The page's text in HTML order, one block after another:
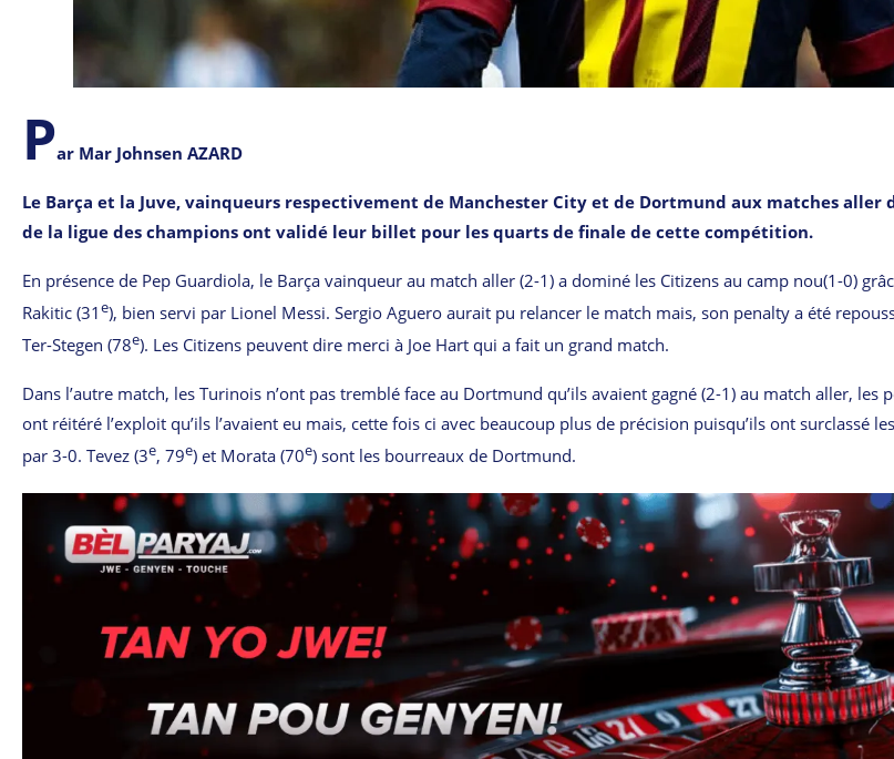
Par Mar Johnsen AZARD
Le Barça et la Juve, vainqueurs respectivement de Manchester City et de Dortmund aux matches aller
de la ligue des champions ont validé leur billet pour les quarts de finale de cette compétition.
En présence de Pep Guardiola, le Barça vainqueur au match aller (2-1) a dominé les Citizens au camp nou(1-0)
Rakitic (31e), bien servi par Lionel Messi. Sergio Aguero aurait pu relancer le match mais, son penalty a été
Ter-Stegen (78e). Les Citizens peuvent dire merci à Joe Hart qui a fait un grand match.
Dans l’autre match, les Turinois n’ont pas tremblé face au Dortmund qu’ils avaient gagné (2-1) au match aller, les
ont réitéré l’exploit qu’ils l’avaient eu mais, cette fois ci avec beaucoup plus de précision puisqu’ils ont surclassé
par 3-0. Tevez (3e, 79e) et Morata (70e) sont les bourreaux de Dortmund.